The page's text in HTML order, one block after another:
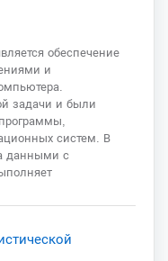
обеспечение
и
задачи и были
систем. В
данными с